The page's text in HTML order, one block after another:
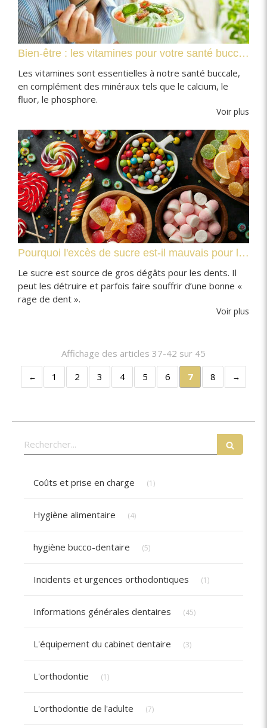
Bien-être : les vitamines pour votre santé bucco-dentaire
Les vitamines sont essentielles à notre santé buccale,
en complément des minéraux tels que le calcium, le
fluor, le phosphore.
Voir plus
Pourquoi l'excès de sucre est-il mauvais pour les dents ?
Le sucre est source de gros dégâts pour les dents. Il
peut les détruire et parfois faire souffrir d’une bonne «
rage de dent ».
Voir plus
Affichage des articles 37-42 sur 45
1
2 3 4 5 6 7 8
Rechercher
Coûts et prise en charge (1)
Hygiène alimentaire (4)
hygiène bucco-dentaire (5)
Incidents et urgences orthodontiques (1)
Informations générales dentaires (45)
L'équipement du cabinet dentaire (3)
L'orthodontie (1)
L'orthodontie de l'adulte (7)